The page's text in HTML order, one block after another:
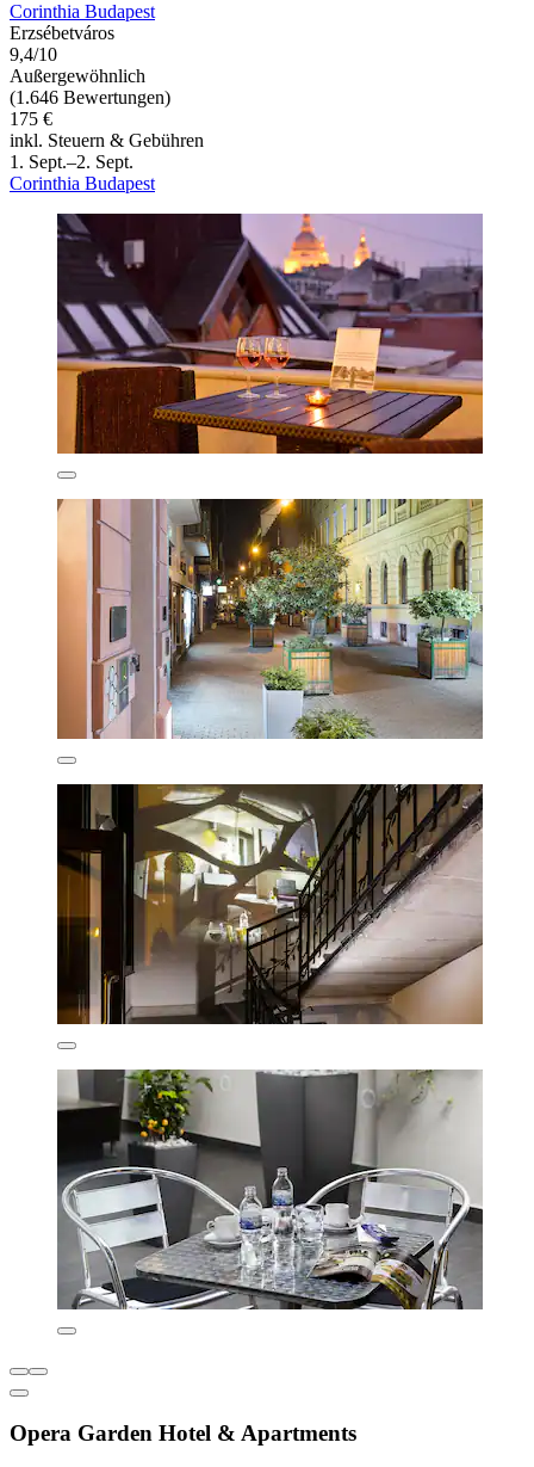
Corinthia Budapest
Erzsébetváros
9,4/10
Außergewöhnlich
(1.646 Bewertungen)
175 €
inkl. Steuern & Gebühren
1. Sept.–2. Sept.
Corinthia Budapest
Opera Garden Hotel & Apartments